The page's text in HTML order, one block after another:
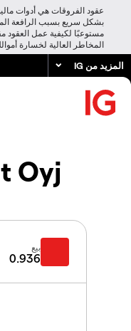
عقود الفروقات هي أدوات
بشكل سريع بسبب الرافعة
مستوعبًا لكيفية عمل العقود
المخاطر العالية لخسارة
المزيد من IG
Oyj
بيع
0.936